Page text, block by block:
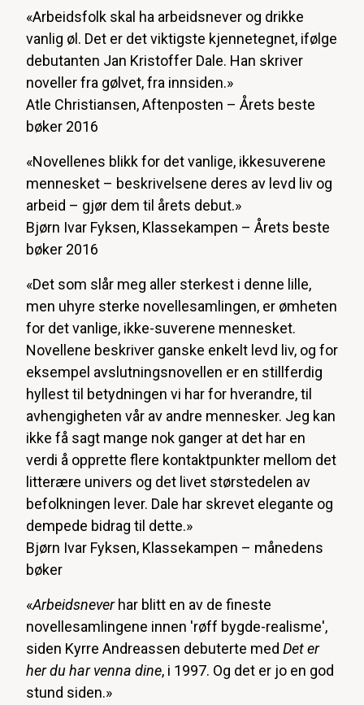
«Arbeidsfolk skal ha arbeidsnever og drikke
vanlig øl. Det er det viktigste kjennetegnet, ifølge
debutanten Jan Kristoffer Dale. Han skriver
noveller fra gølvet, fra innsiden.»
Atle Christiansen, Aftenposten – Årets beste
bøker 2016
«Novellenes blikk for det vanlige, ikkesuverene
mennesket – beskrivelsene deres av levd liv og
arbeid – gjør dem til årets debut.»
Bjørn Ivar Fyksen, Klassekampen – Årets beste
bøker 2016
«Det som slår meg aller sterkest i denne lille,
men uhyre sterke novellesamlingen, er ømheten
for det vanlige, ikke-suverene mennesket.
Novellene beskriver ganske enkelt levd liv, og for
eksempel avslutningsnovellen er en stillferdig
hyllest til betydningen vi har for hverandre, til
avhengigheten vår av andre mennesker. Jeg kan
ikke få sagt mange nok ganger at det har en
verdi å opprette flere kontaktpunkter mellom det
litterære univers og det livet størstedelen av
befolkningen lever. Dale har skrevet elegante og
dempede bidrag til dette.»
Bjørn Ivar Fyksen, Klassekampen – månedens
bøker
«Arbeidsneverhar blitt en av de fineste
novellesamlingene innen 'røff bygde-realisme',
siden Kyrre Andreassen debuterte med Det er
her du har venna dine, i 1997. Og det er jo en god
stund siden.»